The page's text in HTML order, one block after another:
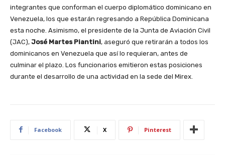
integrantes que conforman el cuerpo diplomático dominicano en
Venezuela, los que estarán regresando a República Dominicana
esta noche. Asimismo, el presidente de la Junta de Aviación Civil
(JAC), José Martes Piantini, aseguró que retirarán a todos los
dominicanos en Venezuela que así lo requieran, antes de
culminar el plazo. Los funcionarios emitieron estas posiciones
durante el desarrollo de una actividad en la sede del Mirex.
Facebook X Pinterest